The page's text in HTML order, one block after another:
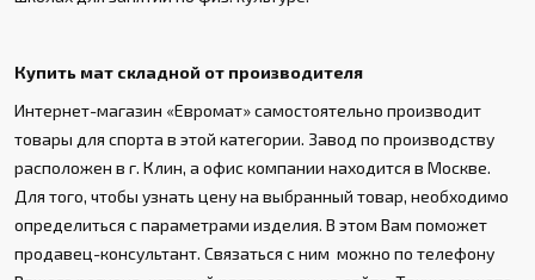
Купить мат складной от производителя
Интернет-магазин «Евромат» самостоятельно производит
товары для спорта в этой категории. Завод по производству
расположен в г. Клин, а офис компании находится в Москве.
Для того, чтобы узнать цену на выбранный товар, необходимо
определиться с параметрами изделия. В этом Вам поможет
продавец-консультант. Связаться с ним можно по телефону